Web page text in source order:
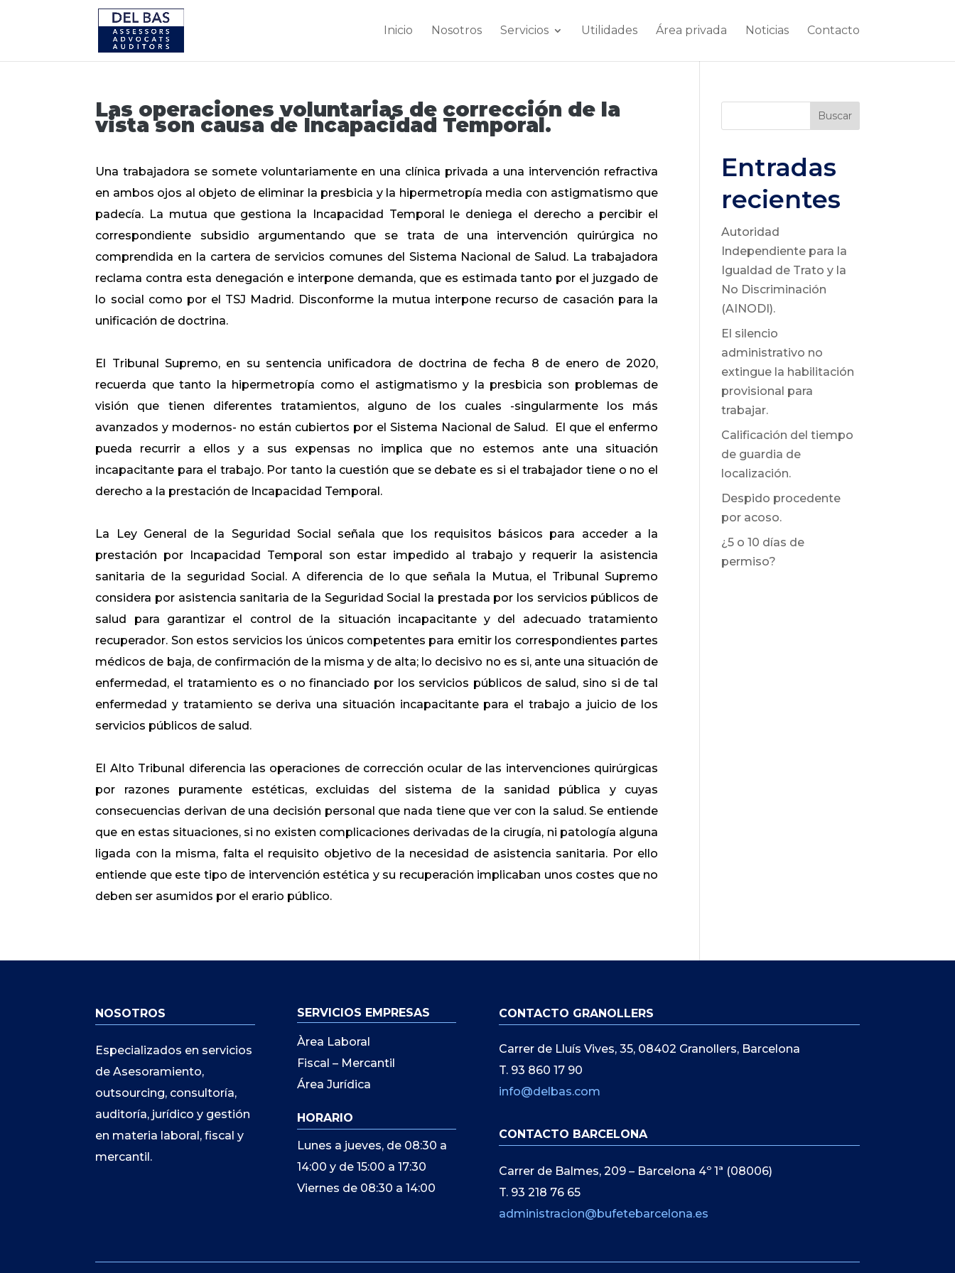
Inicio Nosotros Servicios Utilidades Área privada Noticias Contacto
Las operaciones voluntarias de corrección de la
vista son causa de Incapacidad Temporal.
Una trabajadora se somete voluntariamente en una clínica privada a una intervención refractiva
en ambos ojos al objeto de eliminar la presbicia y la hipermetropía media con astigmatismo que
padecía. La mutua que gestiona la Incapacidad Temporal le deniega el derecho a percibir el
correspondiente subsidio argumentando que se trata de una intervención quirúrgica no
comprendida en la cartera de servicios comunes del Sistema Nacional de Salud. La trabajadora
reclama contra esta denegación e interpone demanda, que es estimada tanto por el juzgado de
lo social como por el TSJ Madrid. Disconforme la mutua interpone recurso de casación para la
unificación de doctrina.
El Tribunal Supremo, en su sentencia unificadora de doctrina de fecha 8 de enero de 2020,
recuerda que tanto la hipermetropía como el astigmatismo y la presbicia son problemas de
visión que tienen diferentes tratamientos, alguno de los cuales -singularmente los más
avanzados y modernos- no están cubiertos por el Sistema Nacional de Salud. El que el enfermo
pueda recurrir a ellos y a sus expensas​ no implica que no estemos ante una situación
incapacitante para el trabajo. Por tanto la cuestión que se debate es si el trabajador tiene o no el
derecho a la prestación de Incapacidad Temporal.
La Ley General de la Seguridad Social señala que los requisitos básicos para acceder a la
prestación por Incapacidad Temporal son estar impedido al trabajo y requerir la asistencia
sanitaria de la seguridad Social. A diferencia de lo que señala la Mutua, el Tribunal Supremo
considera por​ asistencia sanitaria de la Seguridad Social la prestada por los servicios públicos de
salud para garantizar el control de la situación incapacitante y del adecuado tratamiento
recuperador. Son estos servicios los únicos competentes para emitir los correspondientes partes
médicos de baja, de confirmación de la misma y de alta; lo decisivo no es si, ante una situación de
enfermedad, el tratamiento es o no financiado por los servicios públicos de salud, sino si de tal
enfermedad y tratamiento se deriva una situación incapacitante para el trabajo a juicio de los
servicios públicos de salud.
El Alto Tribunal diferencia las operaciones de corrección ocular de las intervenciones quirúrgicas
por razones puramente estéticas, excluidas del sistema de la sanidad pública y cuyas
consecuencias derivan de una decisión personal que nada tiene que ver con la salud. Se entiende
que en estas situaciones, si no existen complicaciones derivadas de la cirugía, ni patología alguna
ligada con la misma, falta el requisito objetivo de la necesidad de asistencia sanitaria. Por ello
entiende que este tipo de intervención estética y su recuperación implicaban unos costes que no
deben ser asumidos por el erario público.
Buscar
Entradas
recientes
Autoridad
Independiente para la
Igualdad de Trato y la
No Discriminación
(AINODI).
El silencio
administrativo no
extingue la habilitación
provisional para
trabajar.
Calificación del tiempo
de guardia de
localización.
Despido procedente
por acoso.
¿5 o 10 días de
permiso?
NOSOTROS
Especializados en servicios
de Asesoramiento,
outsourcing, consultoría,
auditoría, jurídico y gestión
en materia laboral, fiscal y
mercantil.
SERVICIOS EMPRESAS
Àrea Laboral
Fiscal – Mercantil
Área Jurídica
HORARIO
Lunes a jueves, de 08:30 a
14:00 y de 15:00 a 17:30
Viernes de 08:30 a 14:00
CONTACTO GRANOLLERS
Carrer de Lluís Vives, 35, 08402 Granollers, Barcelona
T. 93 860 17 90
info@delbas.com
CONTACTO BARCELONA
Carrer de Balmes, 209 – Barcelona 4º 1ª (08006)
T. 93 218 76 65
administracion@bufetebarcelona.es